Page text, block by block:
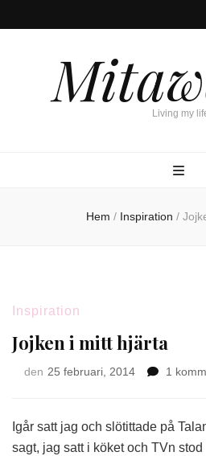
Living my
Hem / Inspiration /
Inspiration
Jojken i mitt hjärta
den 25 februari, 2014 1
Igår satt jag och slötittade på
sagt, jag satt i köket och TVn